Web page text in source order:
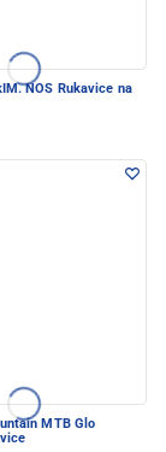
SNĚŽKOU
NOS Rukavice na
MTB Glo